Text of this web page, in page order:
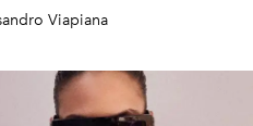
Viapiana